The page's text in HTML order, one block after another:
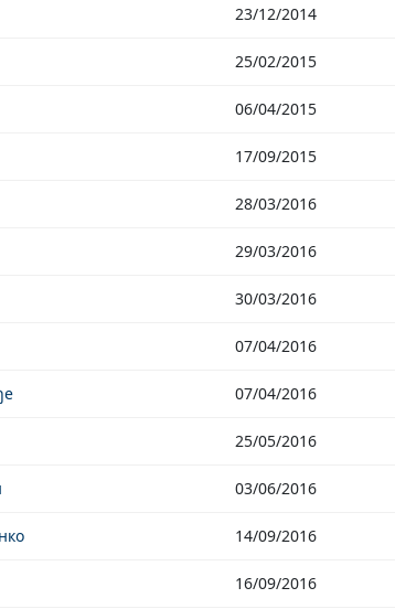
23/12/2014
25/02/2015
06/04/2015
17/09/2015
28/03/2016
29/03/2016
30/03/2016
07/04/2016
07/04/2016
25/05/2016
03/06/2016
14/09/2016
16/09/2016